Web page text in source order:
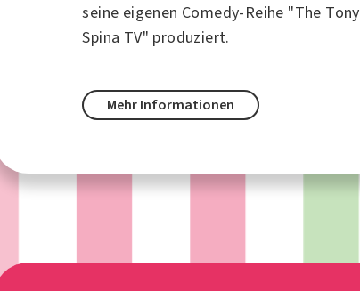
seine eigenen Comedy-Reihe "The Tony
Spina TV" produziert.
Mehr Informationen